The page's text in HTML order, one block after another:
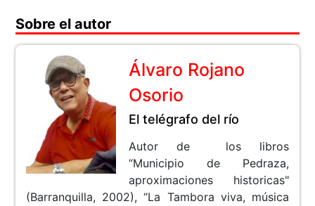
Sobre el autor
Álvaro Rojano
Osorio
El telégrafo del río
Autor de los libros
“Municipio de Pedraza,
aproximaciones historicas"
(Barranquilla, 2002), “La Tambora viva, música